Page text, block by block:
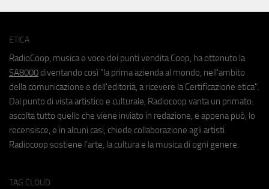
ETICA
RadioCoop, musica e voce dei punti vendita Coop, ha ottenuto la
SA8000 diventando così "la prima azienda al mondo, nell'ambito
della comunicazione e dell'editoria, a ricevere la Certificazione etica".
Dal punto di vista artistico e culturale, Radiocoop vanta un primato:
ascolta tutto quello che viene inviato in redazione, e appena può, lo
recensisce, e in alcuni casi, chiede collaborazione agli artisti.
Radiocoop sostiene l'arte, la cultura e la musica di ogni genere.
TAG CLOUD